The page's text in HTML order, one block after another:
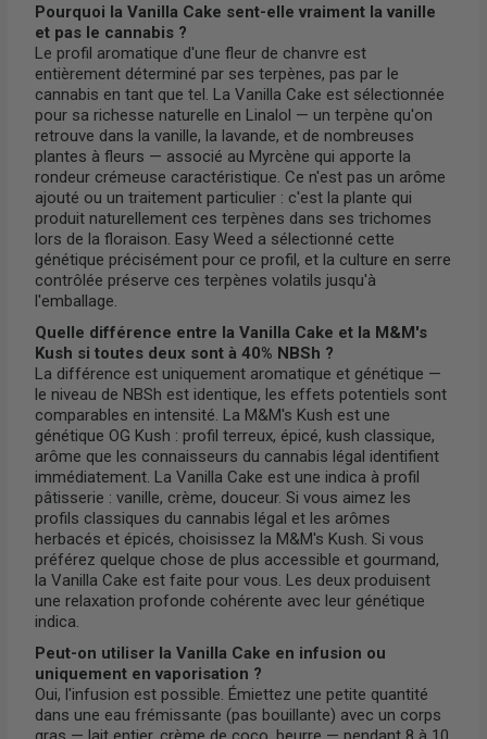
Pourquoi la Vanilla Cake sent-elle vraiment la vanille
et pas le cannabis ?
Le profil aromatique d'une fleur de chanvre est
entièrement déterminé par ses terpènes, pas par le
cannabis en tant que tel. La Vanilla Cake est sélectionnée
pour sa richesse naturelle en Linalol — un terpène qu'on
retrouve dans la vanille, la lavande, et de nombreuses
plantes à fleurs — associé au Myrcène qui apporte la
rondeur crémeuse caractéristique. Ce n'est pas un arôme
ajouté ou un traitement particulier : c'est la plante qui
produit naturellement ces terpènes dans ses trichomes
lors de la floraison. Easy Weed a sélectionné cette
génétique précisément pour ce profil, et la culture en serre
contrôlée préserve ces terpènes volatils jusqu'à
l'emballage.
Quelle différence entre la Vanilla Cake et la M&M's
Kush si toutes deux sont à 40% NBSh ?
La différence est uniquement aromatique et génétique —
le niveau de NBSh est identique, les effets potentiels sont
comparables en intensité. La M&M's Kush est une
génétique OG Kush : profil terreux, épicé, kush classique,
arôme que les connaisseurs du cannabis légal identifient
immédiatement. La Vanilla Cake est une indica à profil
pâtisserie : vanille, crème, douceur. Si vous aimez les
profils classiques du cannabis légal et les arômes
herbacés et épicés, choisissez la M&M's Kush. Si vous
préférez quelque chose de plus accessible et gourmand,
la Vanilla Cake est faite pour vous. Les deux produisent
une relaxation profonde cohérente avec leur génétique
indica.
Peut-on utiliser la Vanilla Cake en infusion ou
uniquement en vaporisation ?
Oui, l'infusion est possible. Émiettez une petite quantité
dans une eau frémissante (pas bouillante) avec un corps